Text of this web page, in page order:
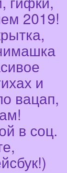
2019!
и
вацап,
в соц.